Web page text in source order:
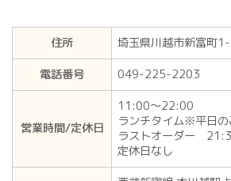
住所
埼玉県川越市新富町
電話番号
049-225-2203
営業時間/定休日
11:00〜22:00
ランチタイム※平日
ラストオーダー
定休日なし